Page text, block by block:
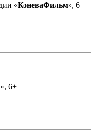
«КоневаФильм», 6+
», 6+